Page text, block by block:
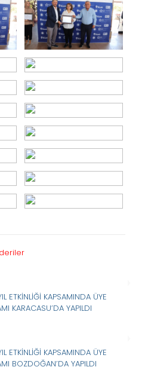
ETKİNLİĞİ KAPSAMINDA ÜYE
KARACASU’DA YAPILDI
ETKİNLİĞİ KAPSAMINDA ÜYE
BOZDOĞAN’DA YAPILDI